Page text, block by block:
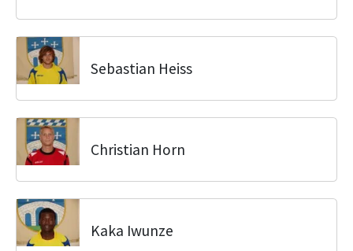
Sebastian Heiss
Christian Horn
Kaka Iwunze